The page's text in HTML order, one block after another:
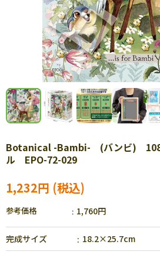
Botanical -Bambi- (バンビ) 108
ル EPO-72-029
1,232円
参考価格 1,760円
完成サイズ 18.2×25.7cm